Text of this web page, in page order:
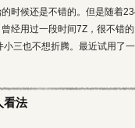
时候还是不错的。但是随着
经用过一段时间7Z，很不错
三也不想折腾。最近试用了
看法